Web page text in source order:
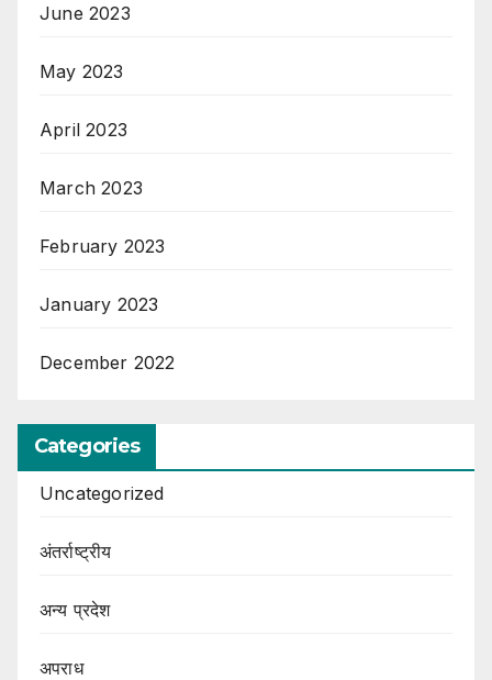
June 2023
May 2023
April 2023
March 2023
February 2023
January 2023
December 2022
Categories
Uncategorized
अंतर्राष्ट्रीय
अन्य प्रदेश
अपराध